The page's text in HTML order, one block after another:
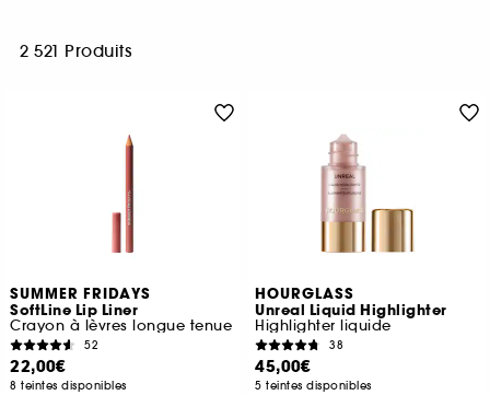
2 521 Produits
SUMMER FRIDAYS
SoftLine Lip Liner
Crayon à lèvres longue tenue
52
22,00€
8 teintes disponibles
HOURGLASS
Unreal Liquid Highlighter
Highlighter liquide
38
45,00€
5 teintes disponibles